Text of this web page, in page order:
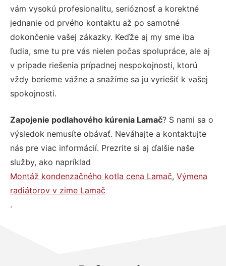
vám vysokú profesionalitu, serióznosť a korektné
jednanie od prvého kontaktu až po samotné
dokončenie vašej zákazky. Keďže aj my sme iba
ľudia, sme tu pre vás nielen počas spolupráce, ale aj
v prípade riešenia prípadnej nespokojnosti, ktorú
vždy berieme vážne a snažíme sa ju vyriešiť k vašej
spokojnosti.
Zapojenie podlahového kúrenia Lamač? S nami sa o
výsledok nemusíte obávať. Neváhajte a kontaktujte
nás pre viac informácií. Prezrite si aj ďalšie naše
služby, ako napríklad
Montáž kondenzačného kotla cena Lamač, Výmena
radiátorov v zime Lamač
.